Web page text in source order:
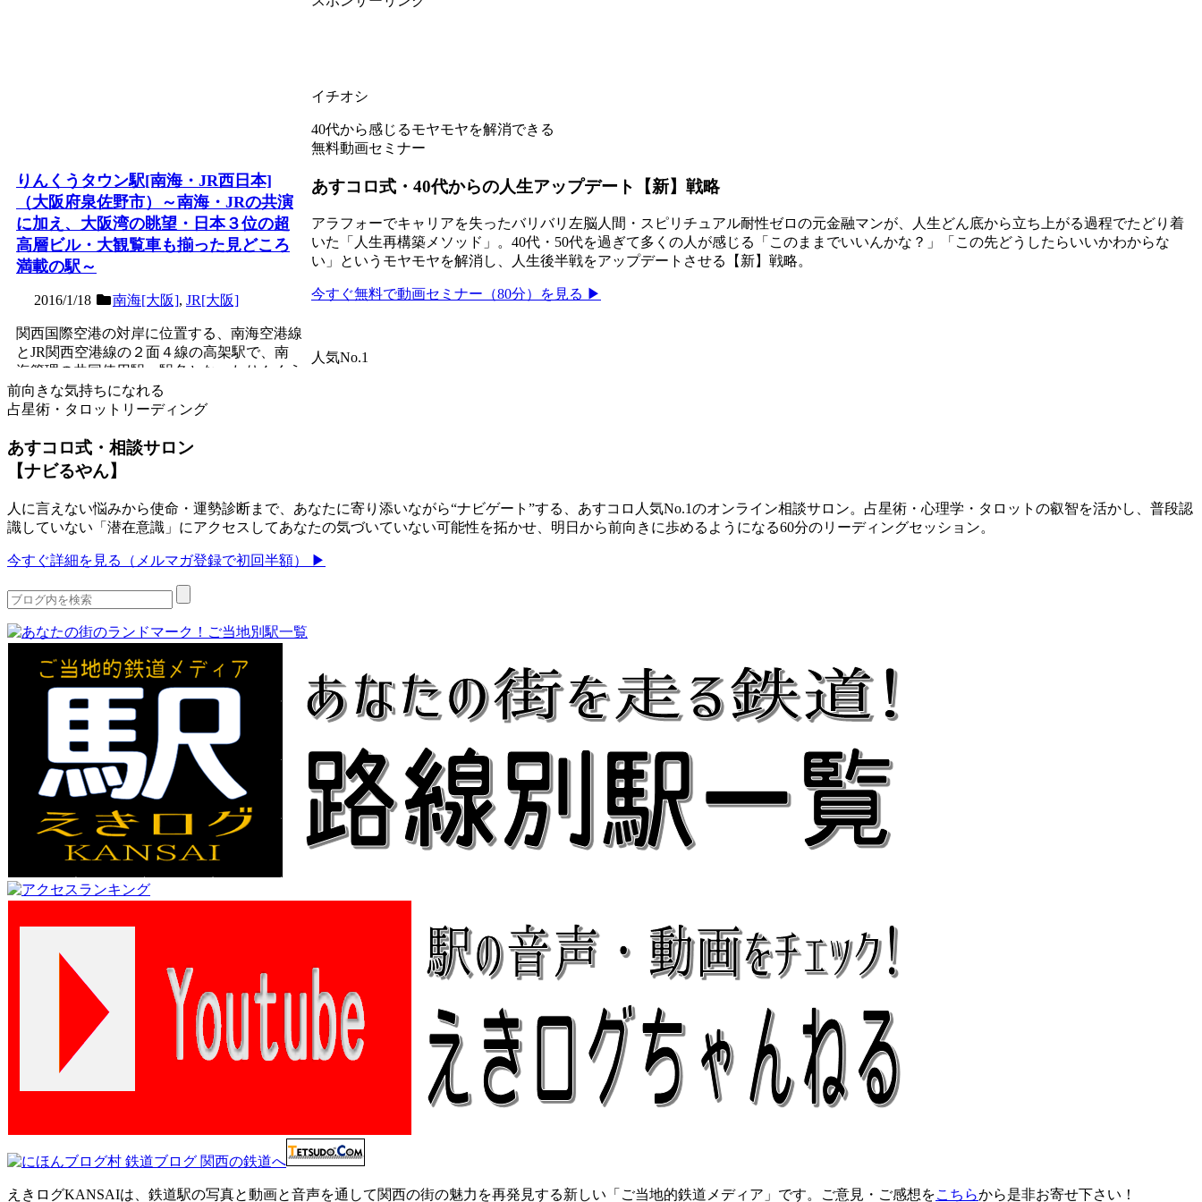
りんくうタウン駅[南海・JR西日本]
（大阪府泉佐野市）～南海・JRの共演
に加え、大阪湾の眺望・日本３位の超
高層ビル・大観覧車も揃った見どころ
満載の駅～
2016/1/18 南海[大阪], JR[大阪]
関西国際空港の対岸に位置する、南海空港線
とJR関西空港線の２面４線の高架駅で、南
海管理の共同使用駅。駅名となったりんくう
タウンは、関空開港直...
記事を読む
イチオシ
40代から感じるモヤモヤを解消できる
無料動画セミナー
あすコロ式・40代からの人生アップデート【新】戦略
アラフォーでキャリアを失ったバリバリ左脳人間・スピリチュアル耐性ゼロの元金融マンが、人生どん底から立ち上がる過程でたどり着
いた「人生再構築メソッド」。40代・50代を過ぎて多くの人が感じる「このままでいいんかな？」「この先どうしたらいいかわからな
い」というモヤモヤを解消し、人生後半戦をアップデートさせる【新】戦略。
今すぐ無料で動画セミナー（80分）を見る ▶
人気No.1
前向きな気持ちになれる
占星術・タロットリーディング
あすコロ式・相談サロン
【ナビるやん】
人に言えない悩みから使命・運勢診断まで、あなたに寄り添いながら“ナビゲート”する、あすコロ人気No.1のオンライン相談サロン。占星術・心理学・タロットの叡智を活かし、普段認
識していない「潜在意識」にアクセスしてあなたの気づいていない可能性を拓かせ、明日から前向きに歩めるようになる60分のリーディングセッション。
今すぐ詳細を見る（メルマガ登録で初回半額） ▶
えきログKANSAIは、鉄道駅の写真と動画と音声を通して関西の街の魅力を再発見する新しい「ご当地的鉄道メディア」です。ご意見・ご感想をこちらから是非お寄せ下さい！